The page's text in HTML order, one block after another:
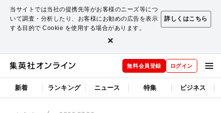
当サイトでは当社の提携先等がお客様のニーズ等につ
いて調査・分析したり、お客様にお勧めの広告を表示
する目的で Cookie を使用する場合があります。
詳しくはこちら
×
無料会員登録 ログイン
新着 ランキング ニュース 特集 ビジネス